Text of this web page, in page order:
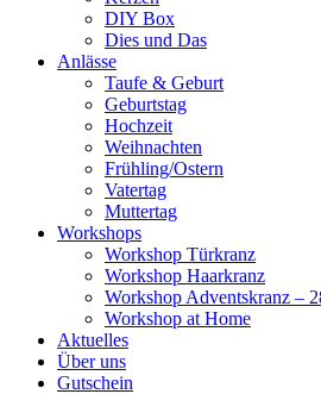
DIY Box
Dies und Das
Anlässe
Taufe & Geburt
Geburtstag
Hochzeit
Weihnachten
Frühling/Ostern
Vatertag
Muttertag
Workshops
Workshop Türkranz
Workshop Haarkranz
Workshop Adventskranz –
Workshop at Home
Aktuelles
Über uns
Gutschein